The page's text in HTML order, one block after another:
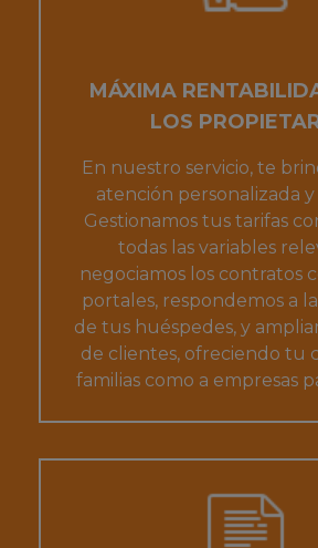
MÁXIMA
LOS
En nuestro servicio, te
atención personalizada
Gestionamos tus tarifas
todas las variables
negociamos los contratos
portales, respondemos a
de tus huéspedes, y
de clientes, ofreciendo tu
familias como a empresas